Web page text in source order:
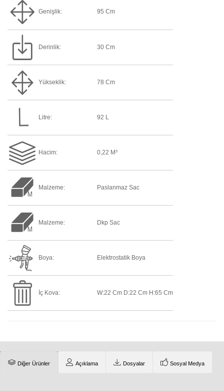
Genişlik: 95 Cm
Derinlik: 30 Cm
Yükseklik: 78 Cm
Litre: 92 L
Hacim: 0,22 M³
Malzeme: Paslanmaz Sac
Malzeme: Dkp Sac
Boya: Elektrostatik Boya
İç Kova: W:22 Cm D:22 Cm H:65 Cm
Diğer Ürünler Açıklama Dosyalar Sosyal Medya